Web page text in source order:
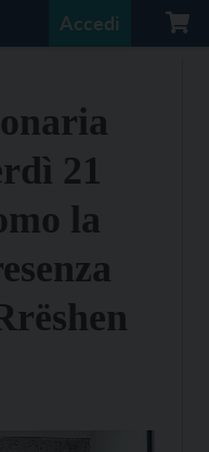
Accedi
21
la